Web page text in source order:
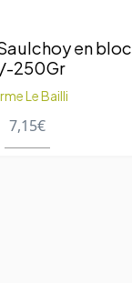
en bloc
250Gr
Le Bailli
7,15€